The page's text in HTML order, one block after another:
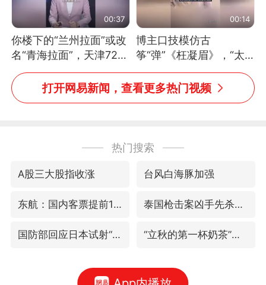
00:37
你楼下的“兰州拉面”或改
名“青海拉面”，天津72家
面馆已集体更换招牌
00:14
博主口技模仿古
筝“弹”《枉凝眉》，“太
像了～你是吃古筝长大的
吗？”“或将成为首位考级
不带古筝的选手。”（来
打开网易新闻，查看更多热门视频
热门搜索
A股三大股指收涨 台风白海豚加强
东航：国内客票提前14天免费退改 泰国枪击案凶手先杀祖父母后行凶
国防部回应日本试射“战斧”导弹 “立秋的第一杯奶茶”又爆单了